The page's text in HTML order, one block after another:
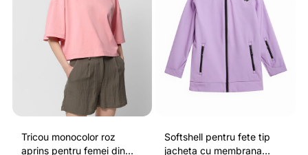
Tricou monocolor roz
aprins pentru femei din
Softshell pentru fete tip
jacheta cu membrana